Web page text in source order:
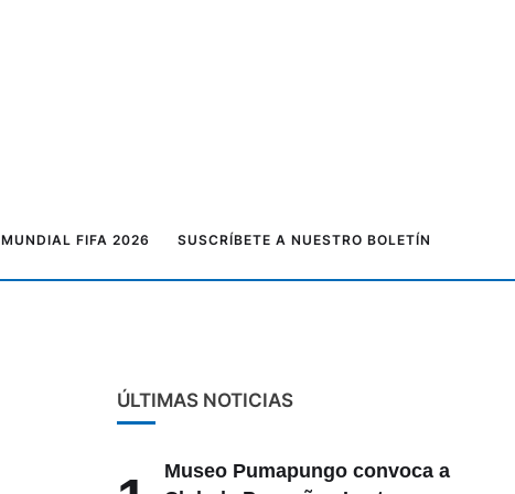
MUNDIAL FIFA 2026 SUSCRÍBETE A NUESTRO BOLETÍN
ÚLTIMAS NOTICIAS
Museo Pumapungo convoca a